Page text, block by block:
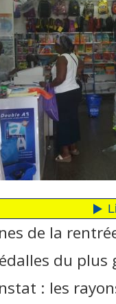
de la
du
: les